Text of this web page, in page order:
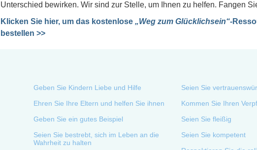
Unterschied bewirken. Wir sind zur Stelle, um Ihnen zu helfen. Fangen
Klicken Sie hier, um das kostenlose „Weg zum Glücklichsein“-
bestellen >>
Geben Sie Kindern Liebe und Hilfe
Ehren Sie Ihre Eltern und helfen Sie ihnen
Geben Sie ein gutes Beispiel
Seien Sie bestrebt, sich im Leben an die
Wahrheit zu halten
Seien Sie
Kommen Sie Ihren
Seien Sie fleißig
Seien Sie kompetent